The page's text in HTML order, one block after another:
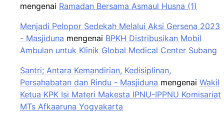
mengenai Ramadan Bersama Asmaul Husna (1)
Menjadi Pelopor Sedekah Melalui Aksi Gersena 2023
- Masjiduna mengenai BPKH Distribusikan Mobil
Ambulan untuk Klinik Global Medical Center Subang
Santri; Antara Kemandirian, Kedisiplinan,
Persahabatan dan Rindu - Masjiduna mengenai Wakil
Ketua KPK Isi Materi Makesta IPNU-IPPNU Komisariat
MTs Afkaaruna Yogyakarta